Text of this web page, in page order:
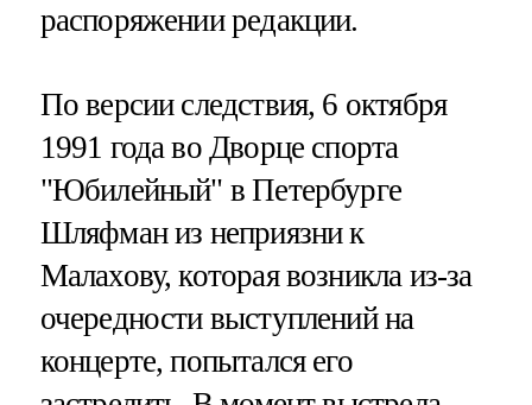
распоряжении редакции.
По версии следствия, 6 октября
1991 года во Дворце спорта
"Юбилейный" в Петербурге
Шляфман из неприязни к
Малахову, которая возникла из-за
очередности выступлений на
концерте, попытался его